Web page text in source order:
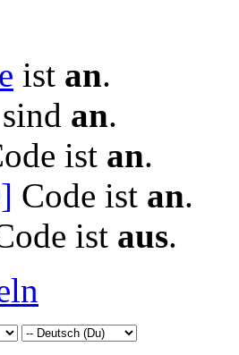
ist an.
sind an.
ist an.
Code ist an.
ist aus.